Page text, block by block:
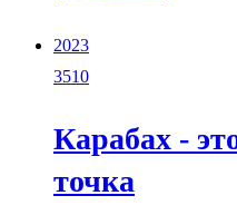
2023
3510
Карабах -
точка